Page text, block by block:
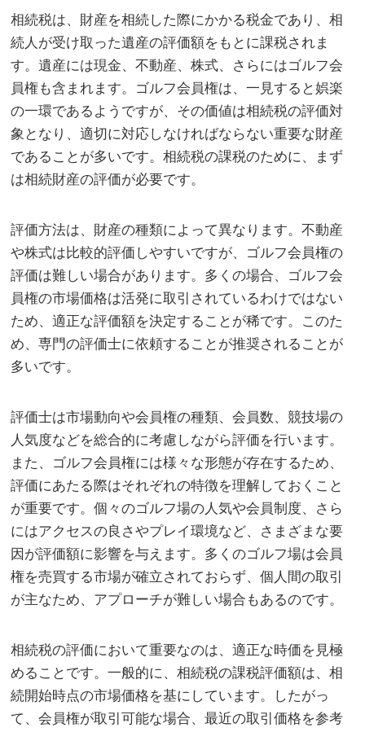
相続税は、財産を相続した際にかかる税金であり、相
続人が受け取った遺産の評価額をもとに課税されま
す。遺産には現金、不動産、株式、さらにはゴルフ会
員権も含まれます。ゴルフ会員権は、一見すると娯楽
の一環であるようですが、その価値は相続税の評価対
象となり、適切に対応しなければならない重要な財産
であることが多いです。相続税の課税のために、まず
は相続財産の評価が必要です。
評価方法は、財産の種類によって異なります。不動産
や株式は比較的評価しやすいですが、ゴルフ会員権の
評価は難しい場合があります。多くの場合、ゴルフ会
員権の市場価格は活発に取引されているわけではない
ため、適正な評価額を決定することが稀です。このた
め、専門の評価士に依頼することが推奨されることが
多いです。
評価士は市場動向や会員権の種類、会員数、競技場の
人気度などを総合的に考慮しながら評価を行います。
また、ゴルフ会員権には様々な形態が存在するため、
評価にあたる際はそれぞれの特徴を理解しておくこと
が重要です。個々のゴルフ場の人気や会員制度、さら
にはアクセスの良さやプレイ環境など、さまざまな要
因が評価額に影響を与えます。多くのゴルフ場は会員
権を売買する市場が確立されておらず、個人間の取引
が主なため、アプローチが難しい場合もあるのです。
相続税の評価において重要なのは、適正な時価を見極
めることです。一般的に、相続税の課税評価額は、相
続開始時点の市場価格を基にしています。したがっ
て、会員権が取引可能な場合、最近の取引価格を参考